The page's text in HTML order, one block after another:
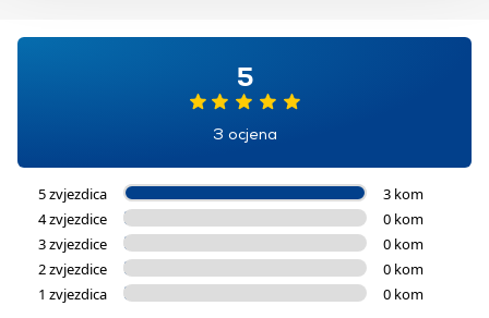
5
3 ocjena
5 zvjezdica
3 kom
4 zvjezdice
0 kom
3 zvjezdice
0 kom
2 zvjezdice
0 kom
1 zvjezdica
0 kom